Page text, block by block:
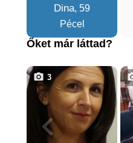
Dina, 59
Pécel
Őket már láttad?
3